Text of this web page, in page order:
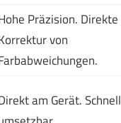
Präzision. Direkte
von
am Gerät. Schnell